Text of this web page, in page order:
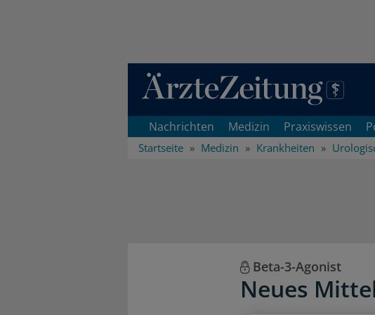
Direkt zum Inhaltsbereich
Nachrichten Medizin Praxiswissen
Startseite Medizin Krankheiten
Beta-3-Agonist
Neues